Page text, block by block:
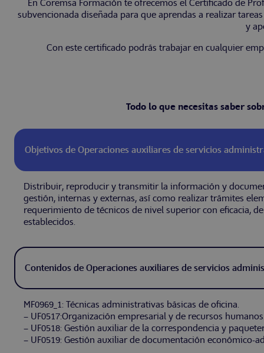
En Coremsa Formación te ofrecemos el Certificado de
subvencionada diseñada para que aprendas a realizar
y
Con este certificado podrás trabajar en cualquier
Todo lo que necesitas saber
Objetivos de Operaciones auxiliares de servicios
Distribuir, reproducir y transmitir la información y
gestión, internas y externas, así como realizar trámites
requerimiento de técnicos de nivel superior con eficacia,
establecidos.
Contenidos de Operaciones auxiliares de servicios
MF0969_1: Técnicas administrativas básicas de oficina.
– UF0517:Organización empresarial y de recursos
– UF0518: Gestión auxiliar de la correspondencia y
– UF0519: Gestión auxiliar de documentación económico-